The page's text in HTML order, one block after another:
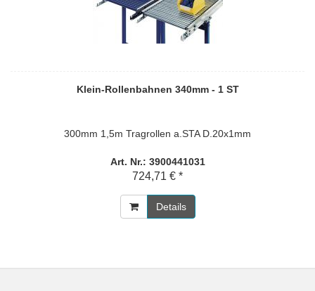
Klein-Rollenbahnen 340mm - 1 ST
300mm 1,5m Tragrollen a.STA D.20x1mm
Art. Nr.: 3900441031
724,71 € *
Details